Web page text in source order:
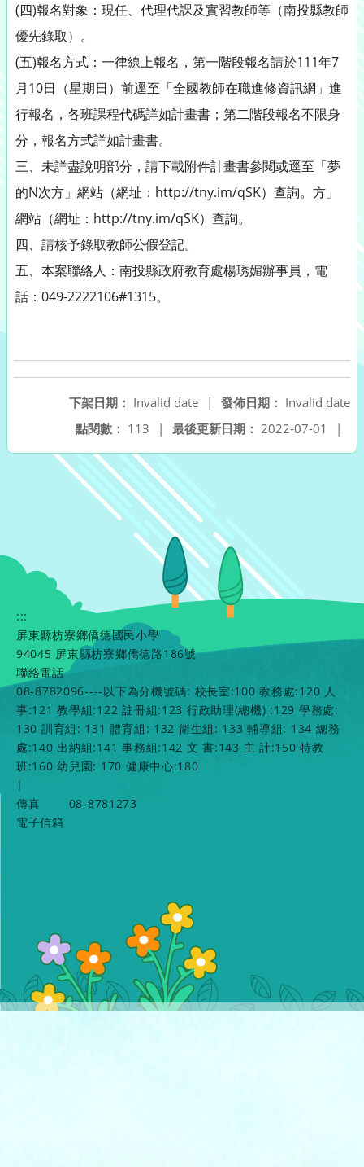
(四)報名對象：現任、代理代課及實習教師等（南投縣教師
優先錄取）。
(五)報名方式：一律線上報名，第一階段報名請於111年7
月10日（星期日）前逕至「全國教師在職進修資訊網」進
行報名，各班課程代碼詳如計畫書；第二階段報名不限身
分，報名方式詳如計畫書。
三、未詳盡說明部分，請下載附件計畫書參閱或逕至「夢
的N次方」網站（網址：http://tny.im/qSK）查詢。方」
網站（網址：http://tny.im/qSK）查詢。
四、請核予錄取教師公假登記。
五、本案聯絡人：南投縣政府教育處楊琇媚辦事員，電
話：049-2222106#1315。
發佈日期： Invalid date
下架日期： Invalid date
|
最後更新日期： 2022-07-01 |
點閱數： 113 |
:::
屏東縣枋寮鄉僑德國民小學
94045 屏東縣枋寮鄉僑德路186號
聯絡電話
08-8782096----以下為分機號碼: 校長室:100 教務處:120 人
事:121 教學組:122 註冊組:123 行政助理(總機) :129 學務處:
130 訓育組: 131 體育組: 132 衛生組: 133 輔導組: 134 總務
處:140 出納組:141 事務組:142 文 書:143 主 計:150 特教
班:160 幼兒園: 170 健康中心:180
|
傳真
08-8781273
電子信箱